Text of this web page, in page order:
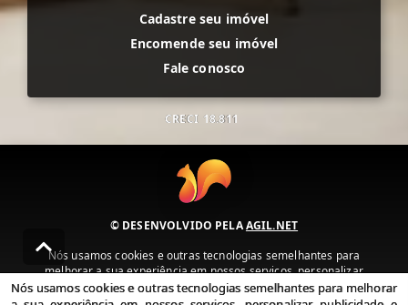
Cadastre seu imóvel
Encomende seu imóvel
Fale conosco
CRECI 18.811
© DESENVOLVIDO PELAAGIL.NET
Nós usamos cookies e outras tecnologias semelhantes para
melhorar a sua experiência em nossos serviços, personalizar
publicidade e recomendar conteúdo de seu interesse. Ao utilizar
nossos serviços, você concorda com nossa política de privacidade e
Nós usamos cookies e outras tecnologias semelhantes para melhorar